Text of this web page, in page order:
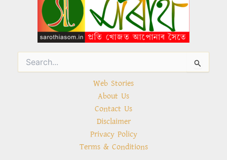
Search
for:
Web Stories
About Us
Contact Us
Disclaimer
Privacy Policy
Terms & Conditions